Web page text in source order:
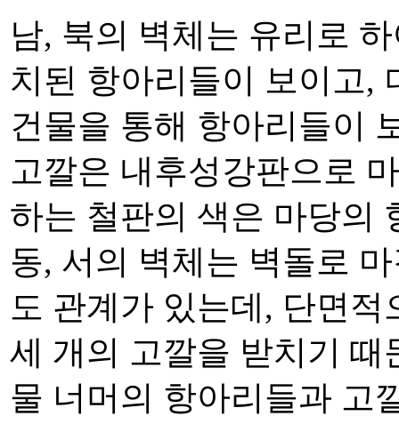
남, 북의 벽체는 유리로
치된 항아리들이 보이고,
건물을 통해 항아리들이
고깔은 내후성강판으로
하는 철판의 색은 마당의
동, 서의 벽체는 벽돌로
도 관계가 있는데, 단면
세 개의 고깔을 받치기
물 너머의 항아리들과 고